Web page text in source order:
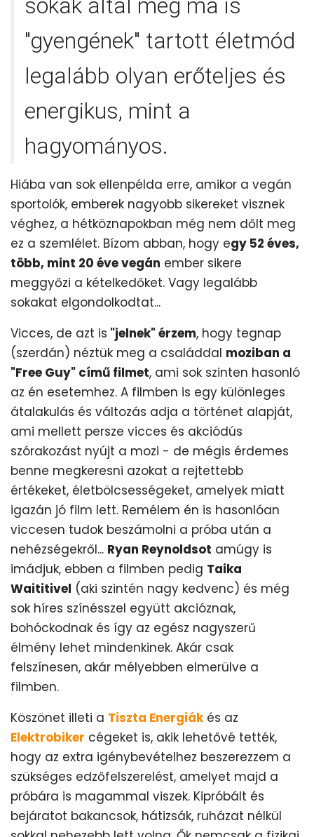
sokak által még ma is
"gyengének" tartott életmód
legalább olyan erőteljes és
energikus, mint a
hagyományos.
Hiába van sok ellenpélda erre, amikor a vegán
sportolók, emberek nagyobb sikereket visznek
véghez, a hétköznapokban még nem dőlt meg
ez a szemlélet. Bízom abban, hogy egy 52 éves,
több, mint 20 éve vegán ember sikere
meggyőzi a kételkedőket. Vagy legalább
sokakat elgondolkodtat...
Vicces, de azt is "jelnek" érzem, hogy tegnap
(szerdán) néztük meg a családdal moziban a
"Free Guy" című filmet, ami sok szinten hasonló
az én esetemhez. A filmben is egy különleges
átalakulás és változás adja a történet alapját,
ami mellett persze vicces és akciódús
szórakozást nyújt a mozi - de mégis érdemes
benne megkeresni azokat a rejtettebb
értékeket, életbölcsességeket, amelyek miatt
igazán jó film lett. Remélem én is hasonlóan
viccesen tudok beszámolni a próba után a
nehézségekről... Ryan Reynoldsot amúgy is
imádjuk, ebben a filmben pedig Taika
Waititivel (aki szintén nagy kedvenc) és még
sok híres színésszel együtt akcióznak,
bohóckodnak és így az egész nagyszerű
élmény lehet mindenkinek. Akár csak
felszínesen, akár mélyebben elmerülve a
filmben.
Köszönet illeti a Tiszta Energiákés az
Elektrobiker cégeket is, akik lehetővé tették,
hogy az extra igénybevételhez beszerezzem a
szükséges edzőfelszerelést, amelyet majd a
próbára is magammal viszek. Kipróbált és
bejáratot bakancsok, hátizsák, ruházat nélkül